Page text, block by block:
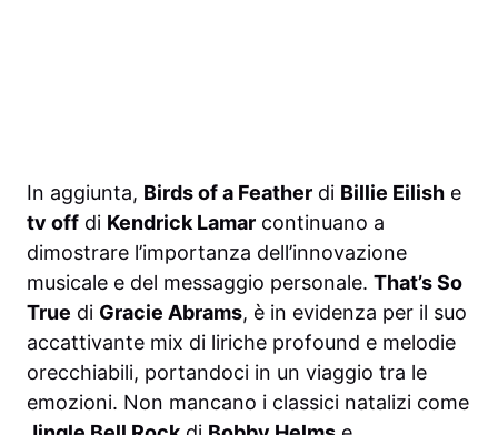
In aggiunta, Birds of a Feather di Billie Eilish e
tv off di Kendrick Lamar continuano a
dimostrare l’importanza dell’innovazione
musicale e del messaggio personale. That’s So
True di Gracie Abrams, è in evidenza per il suo
accattivante mix di liriche profound e melodie
orecchiabili, portandoci in un viaggio tra le
emozioni. Non mancano i classici natalizi come